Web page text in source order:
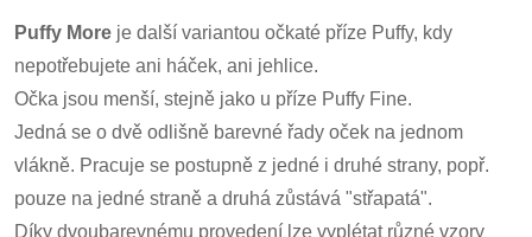
Puffy More je další variantou očkaté příze Puffy, kdy
nepotřebujete ani háček, ani jehlice.
Očka jsou menší, stejně jako u příze Puffy Fine.
Jedná se o dvě odlišně barevné řady oček na jednom
vlákně. Pracuje se postupně z jedné i druhé strany, popř.
pouze na jedné straně a druhá zůstává "střapatá".
Díky dvoubarevnému provedení lze vyplétat různé vzory